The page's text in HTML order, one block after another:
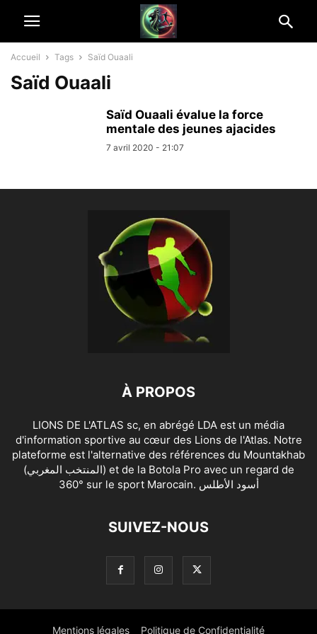
Accueil Tags Saïd Ouaali
Saïd Ouaali
Saïd Ouaali évalue la force
mentale des jeunes ajacides
7 avril 2020 - 21:07
À PROPOS
LIONS DE L'ATLAS sc, en abrégé LDA est un média
d'information sportive au cœur des Lions de l'Atlas. Notre
plateforme est l'alternative des références du Mountakhab
(المنتخب المغربي) et de la Botola Pro avec un regard de
360° sur le sport Marocain. أسود الأطلس
SUIVEZ-NOUS
Mentions légales Politique de Confidentialité